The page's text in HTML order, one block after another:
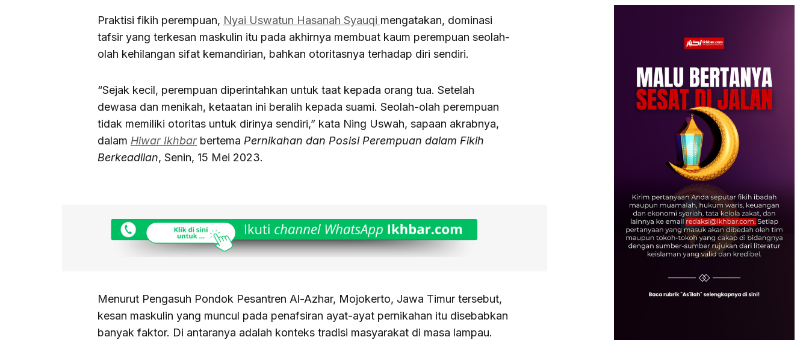
Praktisi fikih perempuan, Nyai Uswatun Hasanah Syauqi mengatakan, dominasi
tafsir yang terkesan maskulin itu pada akhirnya membuat kaum perempuan seolah-
olah kehilangan sifat kemandirian, bahkan otoritasnya terhadap diri sendiri.
“Sejak kecil, perempuan diperintahkan untuk taat kepada orang tua. Setelah
dewasa dan menikah, ketaatan ini beralih kepada suami. Seolah-olah perempuan
tidak memiliki otoritas untuk dirinya sendiri,” kata Ning Uswah, sapaan akrabnya,
dalam Hiwar Ikhbar bertema Pernikahan dan Posisi Perempuan dalam Fikih
Berkeadilan, Senin, 15 Mei 2023.
Menurut Pengasuh Pondok Pesantren Al-Azhar, Mojokerto, Jawa Timur tersebut,
kesan maskulin yang muncul pada penafsiran ayat-ayat pernikahan itu disebabkan
banyak faktor. Di antaranya adalah konteks tradisi masyarakat di masa lampau.